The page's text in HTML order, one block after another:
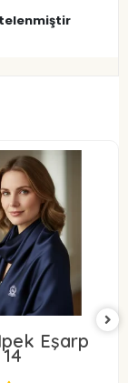
İpek Eşarp